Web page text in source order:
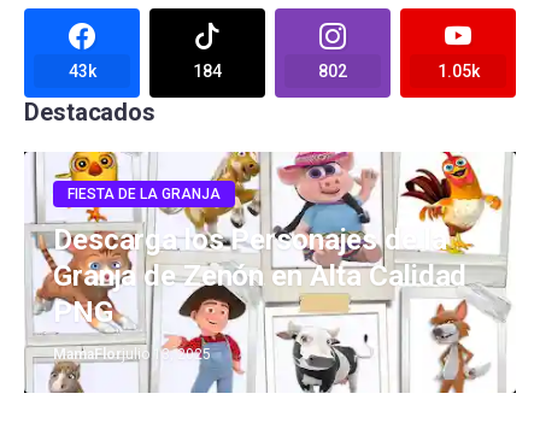
43k 184 802 1.05k
Destacados
FIESTA DE LA GRANJA
Descarga los Personajes de la
Granja de Zenón en Alta Calidad
PNG
MamaFlorjulio 13, 2025